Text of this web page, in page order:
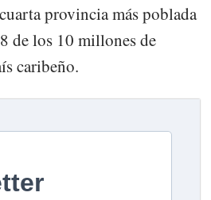
provincia más poblada
de los 10 millones de
caribeño.